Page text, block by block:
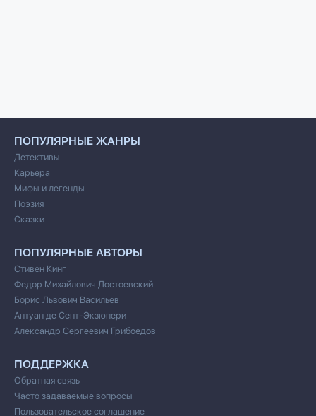
ПОПУЛЯРНЫЕ ЖАНРЫ
Детективы
Карьера
Мифы и легенды
Поэзия
Сказки
ПОПУЛЯРНЫЕ АВТОРЫ
Стивен Кинг
Федор Михайлович Достоевский
Борис Львович Васильев
Антуан де Сент-Экзюпери
Александр Сергеевич Грибоедов
ПОДДЕРЖКА
Обратная связь
Часто задаваемые вопросы
Пользовательское соглашение